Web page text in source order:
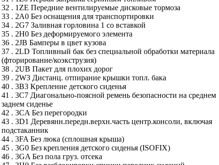
32 . 1ZE Передние вентилируемые дисковые тормоза
33 . 2A0 Без оснащения для транспортировки
34 . 2G7 Заливная горловина 1 со вставкой
35 . 2H0 Без деформируемого элемента
36 . 2JB Бамперы в цвет кузова
37 . 2LD Топливный бак без специальной обработки материала
(фторирование/коэкструзия)
38 . 2UB Пакет для плохих дорог
39 . 2W3 Дистанц. отпирание крышки топл. бака
40 . 3B3 Крепление детского сиденья
41 . 3C7 Диагонально-поясной ремень безопасности на среднем
заднем сиденье
42 . 3CA Без перегородки
43 . 3D1 Деревянн.передн.верхн.часть центр.консоли, включая
подстаканник
44 . 3FA Без люка (сплошная крыша)
45 . 3G0 Без крепления детского сиденья (ISOFIX)
46 . 3GA Без пола груз. отсека